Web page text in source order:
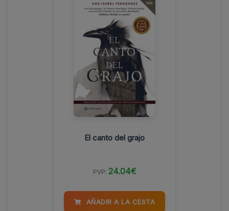
El canto del grajo
PVP: 24.04€
AÑADIR A LA CESTA